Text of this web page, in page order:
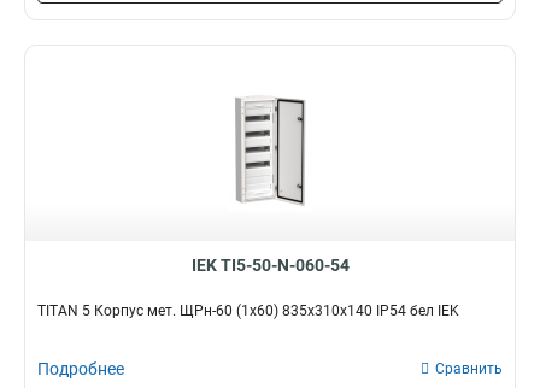
IEK TI5-50-N-060-54
TITAN 5 Корпус мет. ЩРн-60 (1х60) 835х310х140 IP54 бел IEK
Подробнее Сравнить